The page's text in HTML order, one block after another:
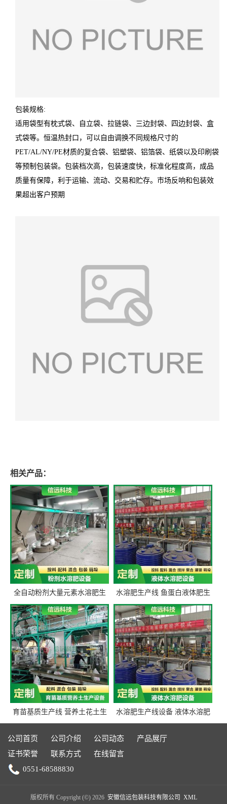
包装规格:
适用袋型有枕式袋、自立袋、拉链袋、三边封袋、四边封袋、盒
式袋等。恒温热封口，可以自由调换不同规格尺寸的
PET/AL/NY/PE材质的复合袋、铝塑袋、铝箔袋、纸袋以及印刷袋
等预制包装袋。包装档次高，包装速度快，标准化程度高，成品
质量有保障，利于运输、流动、交易和贮存。市场反响和包装效
果超出客户预期
相关产品：
全自动粉剂大量元素水溶肥生
产设备 信远科技肥料生产设备
源头厂家
水溶肥生产线 鱼蛋白液体肥生
产设备 氨基酸液态肥全套设备
育苗基质生产线 营养土花土生
产线 有机肥生产线设备
水溶肥生产线设备 液体水溶肥
生产线 桶装液体水溶肥生产线
设备
公司首页 公司介绍 公司动态
产品展厅
证书荣誉
联系方式
在线留言
0551-68588830
版权所有 Copyright (©) 2026 安徽信远包装科技有限公司 XML